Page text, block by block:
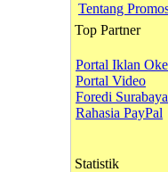
Tentang
Top Partner
Portal Iklan
Portal Video
Foredi Surabaya
Rahasia PayPal
Statistik